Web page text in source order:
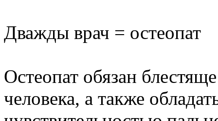
Дважды врач = остеопат
Остеопат обязан
человека, а также